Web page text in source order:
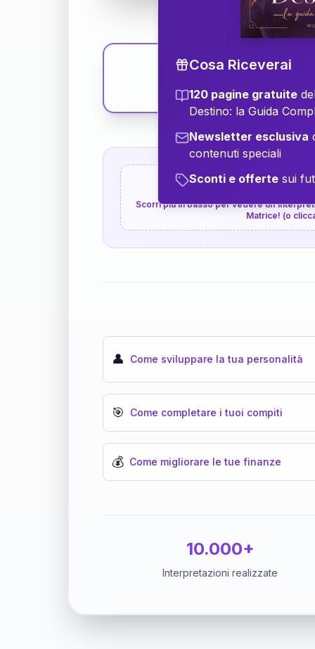
👇 P.S. Interpretazione
Scorri più in basso per vedere
Matrice! (o
👤 Come sviluppare la tua personalità
🎯 Come completare i tuoi compiti
💰 Come migliorare le tue finanze
10.000+
Interpretazioni realizzate
Cosa Riceverai
120 pagine gratuite
Destino: la Guida
Newsletter esclusiva
contenuti speciali
Sconti e offerte sui